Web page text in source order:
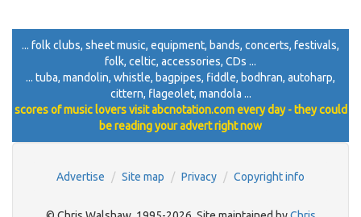
... folk clubs, sheet music, equipment, bands, concerts, festivals,
folk, celtic, accessories, CDs ...
... tuba, mandolin, whistle, bagpipes, fiddle, bodhran, autoharp,
cittern, flageolet, mandola ...
scores of music lovers visit abcnotation.com every day - they could
be reading your advert right now
Advertise Site map Privacy Copyright info